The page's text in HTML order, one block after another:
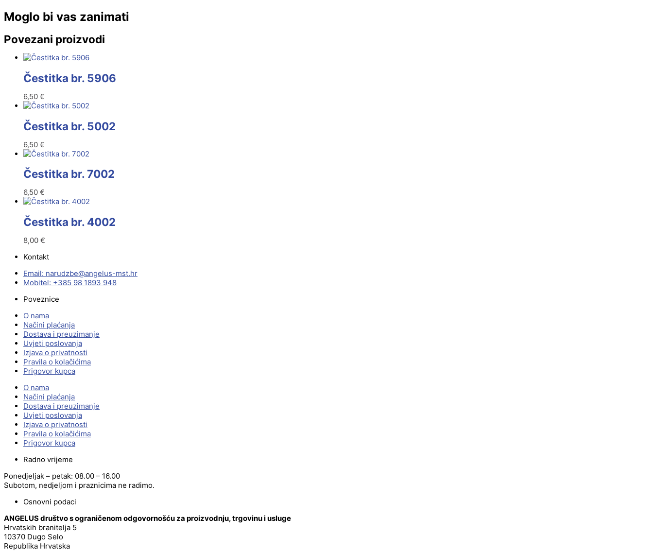
Moglo bi vas zanimati
Povezani proizvodi
Čestitka br. 5906
6,50 €
Čestitka br. 5002
6,50 €
Čestitka br. 7002
6,50 €
Čestitka br. 4002
8,00 €
Kontakt
Email:
rh.tsm-sulegna
@ebzduran
Mobitel: +385 98 1893 948
Poveznice
O nama
Načini plaćanja
Dostava i preuzimanje
Uvjeti poslovanja
Izjava o privatnosti
Pravila o kolačićima
Prigovor kupca
O nama
Načini plaćanja
Dostava i preuzimanje
Uvjeti poslovanja
Izjava o privatnosti
Pravila o kolačićima
Prigovor kupca
Radno vrijeme
Ponedjeljak – petak: 08.00 – 16.00
Subotom, nedjeljom i praznicima ne radimo.
Osnovni podaci
ANGELUS društvo s ograničenom odgovornošću za proizvodnju, trgovinu i usluge
Hrvatskih branitelja 5
10370 Dugo Selo
Republika Hrvatska